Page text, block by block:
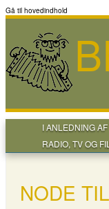
Gå til hovedindhold
I ANLEDNING AF
RADIO, TV OG
NODE